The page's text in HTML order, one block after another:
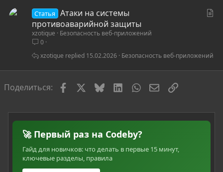
Статья
Атаки на системы
противоаварийной защиты
xzotique
Безопасность веб-приложений
0
Безопасность веб-приложений
15.02.2026
xzotique
Поделиться: FacebookBlueskyLinkedInWhatsAppЭлектронная
Ссылка
🚀 Первый раз на Codeby?
Гайд для новичков: что делать в первые 15 минут,
ключевые разделы, правила